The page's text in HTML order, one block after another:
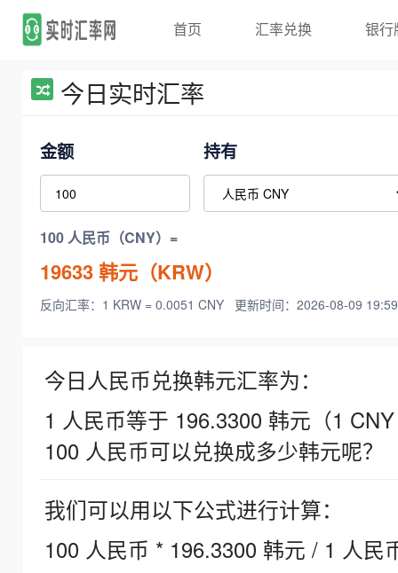
首页 汇率兑换 银行
今日实时汇率
金额 持有
100 人民币（CNY）=
19633韩元（KRW）
反向汇率：1 KRW = 0.0051 CNY 更新时间：2026-08-09
今日人民币兑换韩元汇率为：
1 人民币等于 196.3300 韩元（1
100 人民币可以兑换成多少韩元呢？
我们可以用以下公式进行计算：
100 人民币 * 196.3300 韩元 / 1 人民